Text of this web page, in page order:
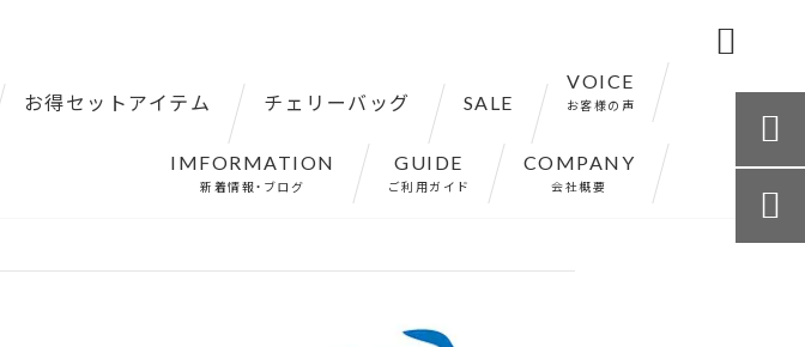
お得セットアイテム チェリーバッグ SALE
VOICE
お客様の声
IMFORMATION
新着情報・ブログ
GUIDE
ご利用ガイド
COMPANY
会社概要


